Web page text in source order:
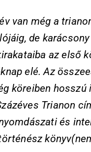
van még a
de
az első
elé. Az
köreiben
Trianon
és